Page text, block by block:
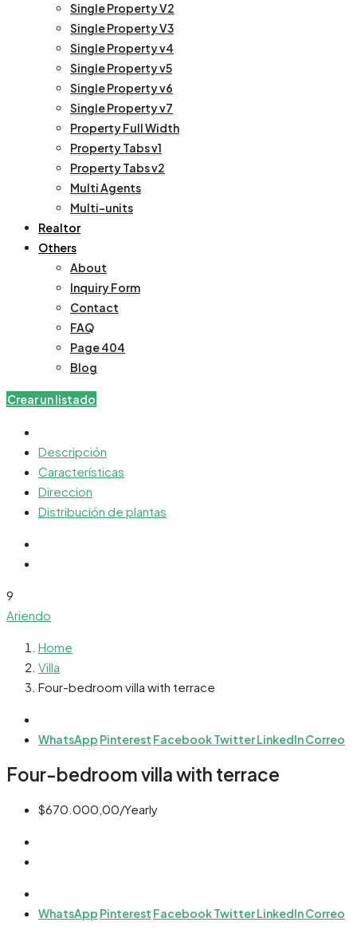
Single Property V2
Single Property V3
Single Property v4
Single Property v5
Single Property v6
Single Property v7
Property Full Width
Property Tabs v1
Property Tabs v2
Multi Agents
Multi-units
Realtor
Others
About
Inquiry Form
Contact
FAQ
Page 404
Blog
Crear un listado
Descripción
Características
Direccion
Distribución de plantas
9
Ariendo
Home
Villa
Four-bedroom villa with terrace
WhatsApp Pinterest FacebookTwitterLinkedInCorreo
Four-bedroom villa with terrace
$670.000,00/Yearly
WhatsApp Pinterest FacebookTwitterLinkedInCorreo